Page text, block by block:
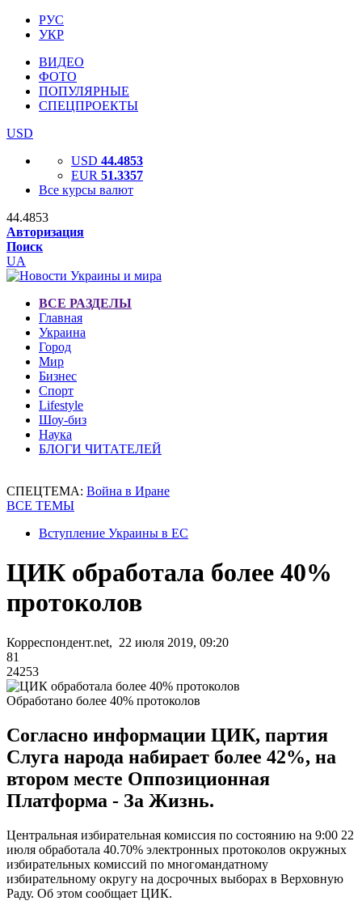
РУС
УКР
ВИДЕО
ФОТО
ПОПУЛЯРНЫЕ
СПЕЦПРОЕКТЫ
USD
USD 44.4853
EUR 51.3357
Все курсы валют
44.4853
Авторизация
Поиск
UA
ВСЕ РАЗДЕЛЫ
Главная
Украина
Город
Мир
Бизнес
Спорт
Lifestyle
Шоу-биз
Наука
БЛОГИ ЧИТАТЕЛЕЙ
СПЕЦТЕМА: Война в Иране
ВСЕ ТЕМЫ
Вступление Украины в ЕС
ЦИК обработала более 40%
протоколов
Корреспондент.net, 22 июля 2019, 09:20
81
24253
Обработано более 40% протоколов
Согласно информации ЦИК, партия
Слуга народа набирает более 42%, на
втором месте Оппозиционная
Платформа - За Жизнь.
Центральная избирательная комиссия по состоянию на 9:00 22
июля обработала 40.70% электронных протоколов окружных
избирательных комиссий по многомандатному
избирательному округу на досрочных выборах в Верховную
Раду. Об этом сообщает ЦИК.